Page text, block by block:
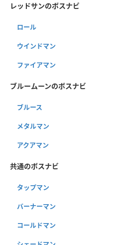
レッドサンのボスナビ
ロール
ウインドマン
ファイアマン
ブルームーンのボスナビ
ブルース
メタルマン
アクアマン
共通のボスナビ
タップマン
バーナーマン
コールドマン